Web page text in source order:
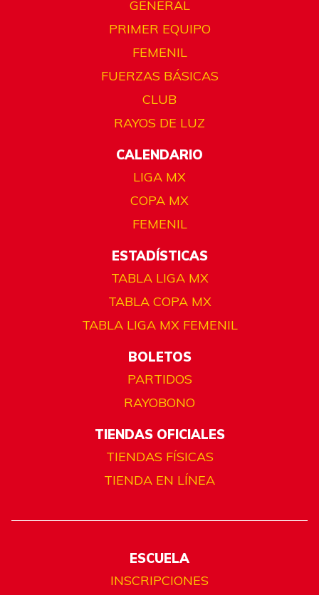
GENERAL
PRIMER EQUIPO
FEMENIL
FUERZAS BÁSICAS
CLUB
RAYOS DE LUZ
CALENDARIO
LIGA MX
COPA MX
FEMENIL
ESTADÍSTICAS
TABLA LIGA MX
TABLA COPA MX
TABLA LIGA MX FEMENIL
BOLETOS
PARTIDOS
RAYOBONO
TIENDAS OFICIALES
TIENDAS FÍSICAS
TIENDA EN LÍNEA
ESCUELA
INSCRIPCIONES